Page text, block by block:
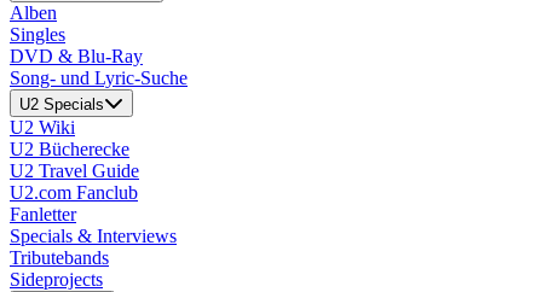
Alben
Singles
DVD & Blu-Ray
Song- und Lyric-Suche
U2 Specials
U2 Wiki
U2 Bücherecke
U2 Travel Guide
U2.com Fanclub
Fanletter
Specials & Interviews
Tributebands
Sideprojects